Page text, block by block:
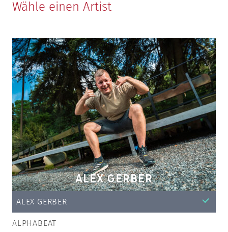
ALEX GERBER
ALPHABEAT
ALEX GERBER
Wähle einen Artist